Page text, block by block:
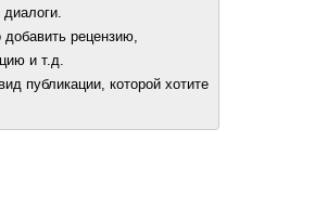
рецензию,
и т.д.
публикации, которой хотите